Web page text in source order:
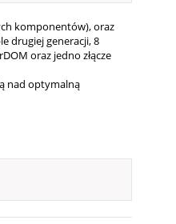
komponentów), oraz
drugiej generacji, 8
oraz jedno złącze
nad optymalną